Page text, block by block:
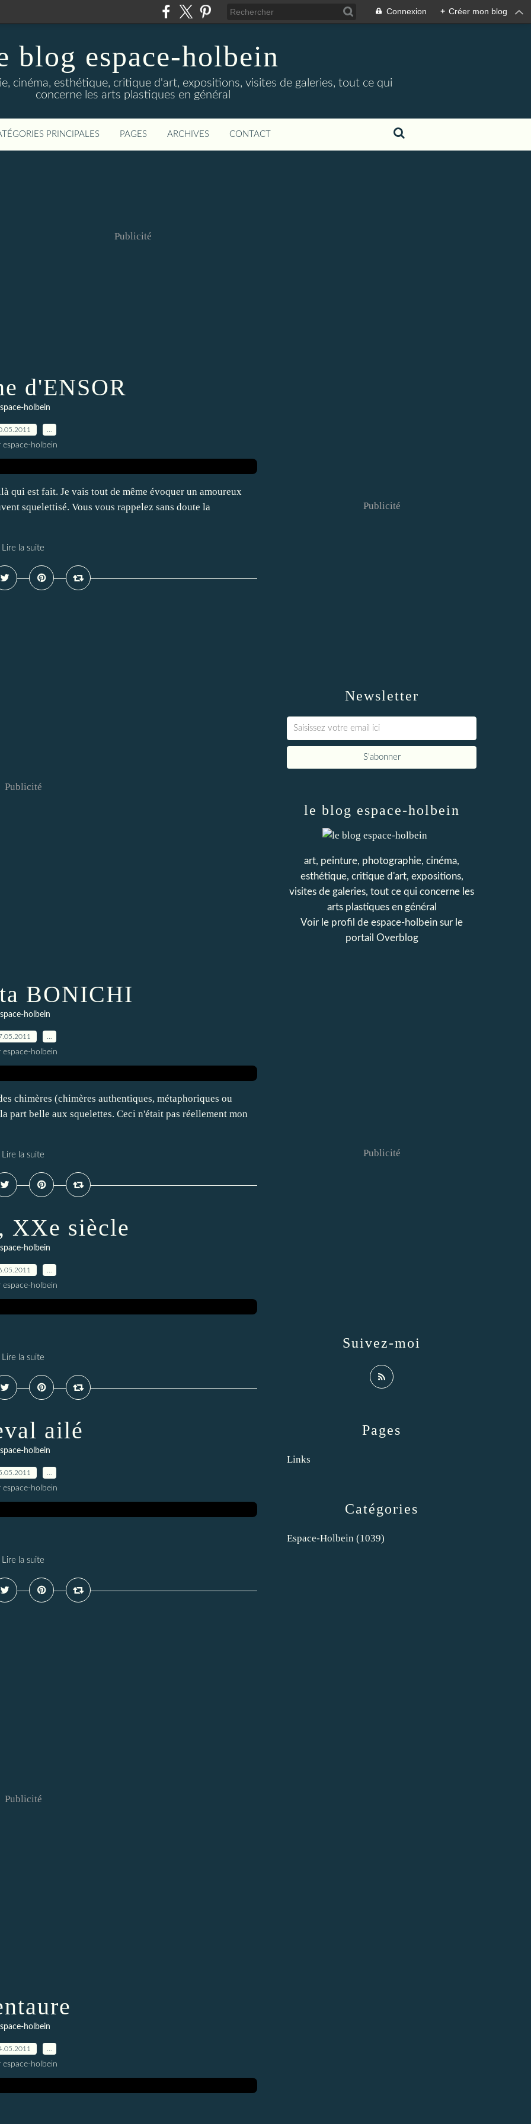
Connexion + Créer mon blog
blog espace-holbein
cinéma, esthétique, critique d'art, expositions, visites de galeries, tout ce qui
concerne les arts plastiques en général
PRINCIPALES PAGES ARCHIVES CONTACT
Publicité
d'ENSOR
holbein
espace-holbein
qui est fait. Je vais tout de même évoquer un amoureux
squelettisé. Vous vous rappelez sans doute la
Lire la suite
Publicité
BONICHI
holbein
espace-holbein
chimères (chimères authentiques, métaphoriques ou
part belle aux squelettes. Ceci n'était pas réellement mon
Lire la suite
XXe siècle
holbein
espace-holbein
Lire la suite
ailé
holbein
espace-holbein
Lire la suite
Publicité
holbein
espace-holbein
Newsletter
Publicité
Catégories
Espace-Holbein (1039)
Pages
Links
le blog espace-holbein
art, peinture, photographie, cinéma,
esthétique, critique d'art, expositions,
visites de galeries, tout ce qui concerne les
arts plastiques en général
Voir le profil de espace-holbein sur le
portail Overblog
Suivez-moi
Publicité